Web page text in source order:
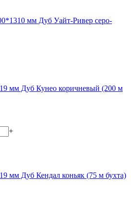
мм Дуб Уайт-Ривер серо-
мм Дуб Кунео коричневый (200 м
+
мм Дуб Кендал коньяк (75 м бухта)